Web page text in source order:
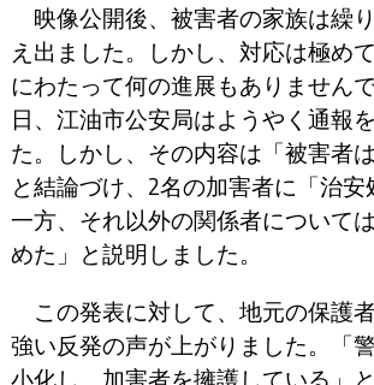
映像公開後、被害者の家族は繰
え出ました。しかし、対応は極め
にわたって何の進展もありません
日、江油市公安局はようやく通報
た。しかし、その内容は「被害者
と結論づけ、2名の加害者に「治
一方、それ以外の関係者について
めた」と説明しました。
この発表に対して、地元の保護
強い反発の声が上がりました。「